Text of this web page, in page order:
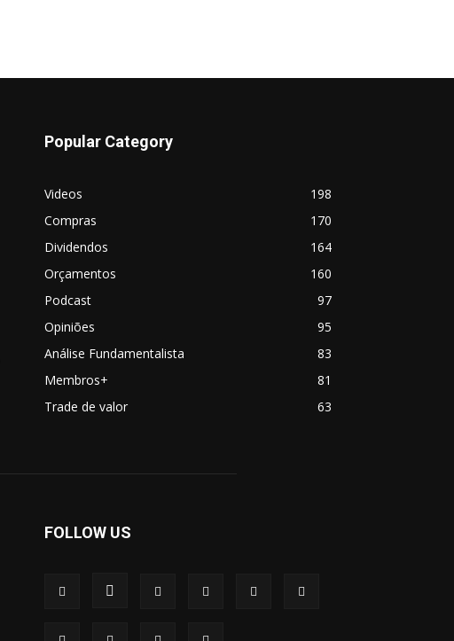
Popular Category
Videos
198
Compras
170
Dividendos
164
Orçamentos
160
Podcast
97
Opiniões
95
Análise Fundamentalista
83
Membros+
81
Trade de valor
63
FOLLOW US